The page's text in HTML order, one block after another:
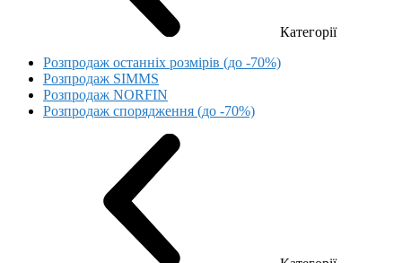
Категорії
Розпродаж останніх розмірів (до -70%)
Розпродаж SIMMS
Розпродаж NORFIN
Розпродаж спорядження (до -70%)